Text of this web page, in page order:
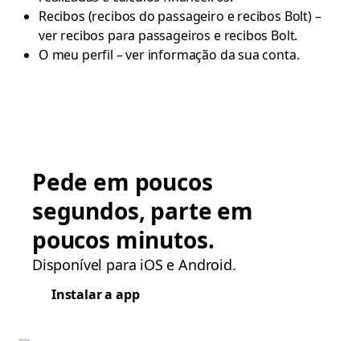
Recibos (recibos do passageiro e recibos Bolt) –
ver recibos para passageiros e recibos Bolt.
O meu perfil – ver informação da sua conta.
Pede em poucos
segundos, parte em
poucos minutos.
Disponível para iOS e Android.
Instalar a app